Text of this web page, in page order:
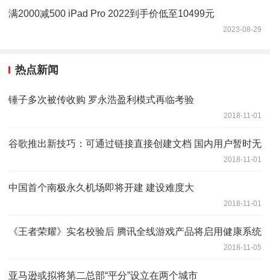
满2000减500 iPad Pro 2022到手价低至10499元
2023-08-29
热点新闻
锤子多次被传收购 罗永浩盈利模式再临考验
2018-11-01
谷歌推出新技巧：可通过链接直接创建文档 国内用户暂时无
2018-11-01
中国首个南极永久机场即将开建 建设难度大
2018-11-01
《王者荣耀》实名校验后 腾讯全线游戏产品将启用健康系统
2018-11-05
亚马逊或拟将第二总部“平分”设立在两个城市